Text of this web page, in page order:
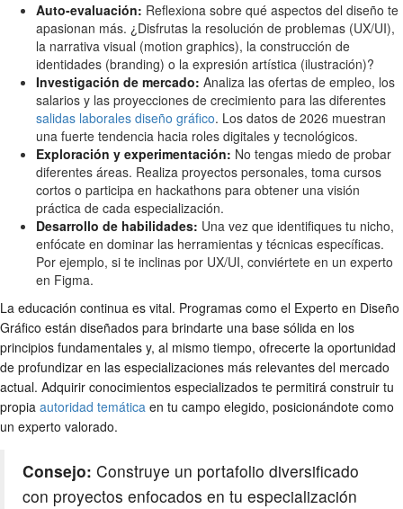
Auto-evaluación: Reflexiona sobre qué aspectos del diseño te
apasionan más. ¿Disfrutas la resolución de problemas (UX/UI),
la narrativa visual (motion graphics), la construcción de
identidades (branding) o la expresión artística (ilustración)?
Investigación de mercado: Analiza las ofertas de empleo, los
salarios y las proyecciones de crecimiento para las diferentes
salidas laborales diseño gráfico. Los datos de 2026 muestran
una fuerte tendencia hacia roles digitales y tecnológicos.
Exploración y experimentación: No tengas miedo de probar
diferentes áreas. Realiza proyectos personales, toma cursos
cortos o participa en hackathons para obtener una visión
práctica de cada especialización.
Desarrollo de habilidades: Una vez que identifiques tu nicho,
enfócate en dominar las herramientas y técnicas específicas.
Por ejemplo, si te inclinas por UX/UI, conviértete en un experto
en Figma.
La educación continua es vital. Programas como el Experto en Diseño
Gráfico están diseñados para brindarte una base sólida en los
principios fundamentales y, al mismo tiempo, ofrecerte la oportunidad
de profundizar en las especializaciones más relevantes del mercado
actual. Adquirir conocimientos especializados te permitirá construir tu
propia autoridad temática en tu campo elegido, posicionándote como
un experto valorado.
Consejo: Construye un portafolio diversificado
con proyectos enfocados en tu especialización